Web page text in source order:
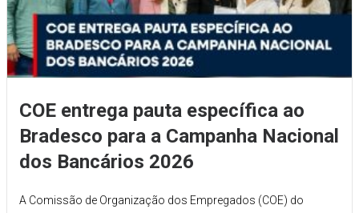
COE entrega pauta específica ao
Bradesco para a Campanha Nacional
dos Bancários 2026
A Comissão de Organização dos Empregados (COE) do